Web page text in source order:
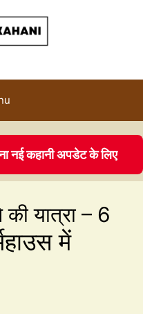
नई कहानी अपडेट के लिए
यात्रा – 6
में